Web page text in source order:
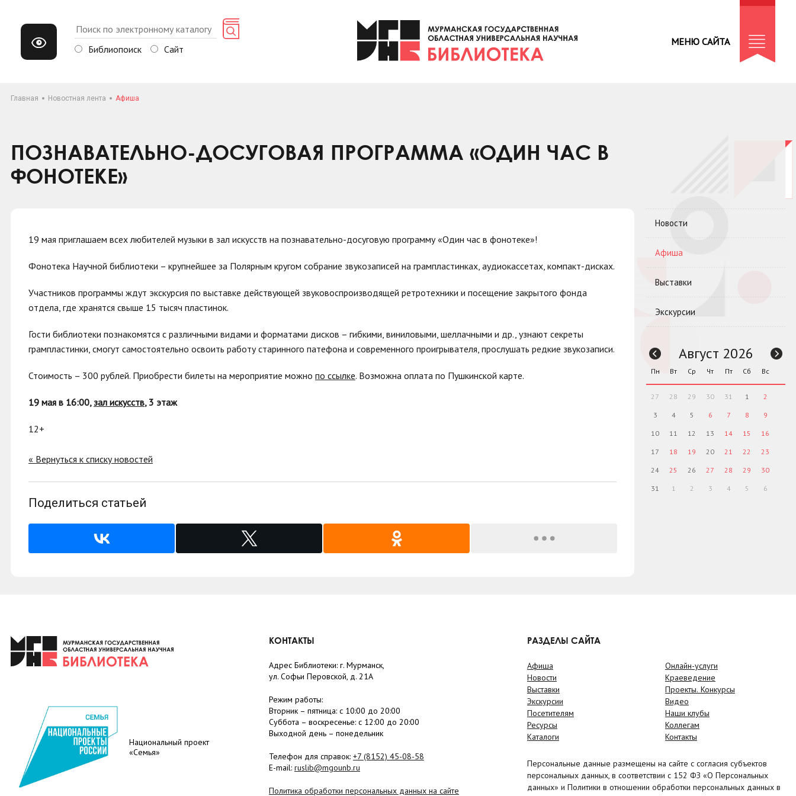
Библиопоиск Сайт
МЕНЮ САЙТА
Главная Новостная лента Афиша
ПОЗНАВАТЕЛЬНО-ДОСУГОВАЯ ПРОГРАММА «ОДИН ЧАС В
ФОНОТЕКЕ»
19 мая приглашаем всех любителей музыки в зал искусств на познавательно-досуговую программу «Один час в фонотеке»!
Фонотека Научной библиотеки – крупнейшее за Полярным кругом собрание звукозаписей на грампластинках, аудиокассетах, компакт-дисках.
Участников программы ждут экскурсия по выставке действующей звуковоспроизводящей ретротехники и посещение закрытого фонда
отдела, где хранятся свыше 15 тысяч пластинок.
Гости библиотеки познакомятся с различными видами и форматами дисков – гибкими, виниловыми, шеллачными и др., узнают секреты
грампластинки, смогут самостоятельно освоить работу старинного патефона и современного проигрывателя, прослушать редкие звукозаписи.
Стоимость – 300 рублей. Приобрести билеты на мероприятие можно по ссылке. Возможна оплата по Пушкинской карте.
19 мая в 16:00, зал искусств, 3 этаж
12+
« Вернуться к списку новостей
Поделиться статьей
Новости
Афиша
Выставки
Экскурсии
Август 2026
Пн Вт Ср Чт Пт Сб Вс
27 28 29 30 31 1 2
3 4 5 6 7 8 9
10 11 12 13 14 15 16
17 18 19 20 21 22 23
24 25 26 27 28 29 30
31 1 2 3 4 5 6
Национальный проект
«Семья»
КОНТАКТЫ
Адрес Библиотеки: г. Мурманск,
ул. Софьи Перовской, д. 21А
Режим работы:
Вторник – пятница: с 10:00 до 20:00
Суббота – воскресенье: c 12:00 до 20:00
Выходной день – понедельник
Телефон для справок: +7 (8152) 45-08-58
E-mail: ruslib@mgounb.ru
Политика обработки персональных данных на сайте
РАЗДЕЛЫ САЙТА
Афиша
Новости
Выставки
Экскурсии
Посетителям
Ресурсы
Каталоги
Онлайн-услуги
Краеведение
Проекты. Конкурсы
Видео
Наши клубы
Коллегам
Контакты
Персональные данные размещены на сайте с согласия субъектов
персональных данных, в соответствии с 152 ФЗ «О Персональных
данных» и Политики в отношении обработки персональных данных в